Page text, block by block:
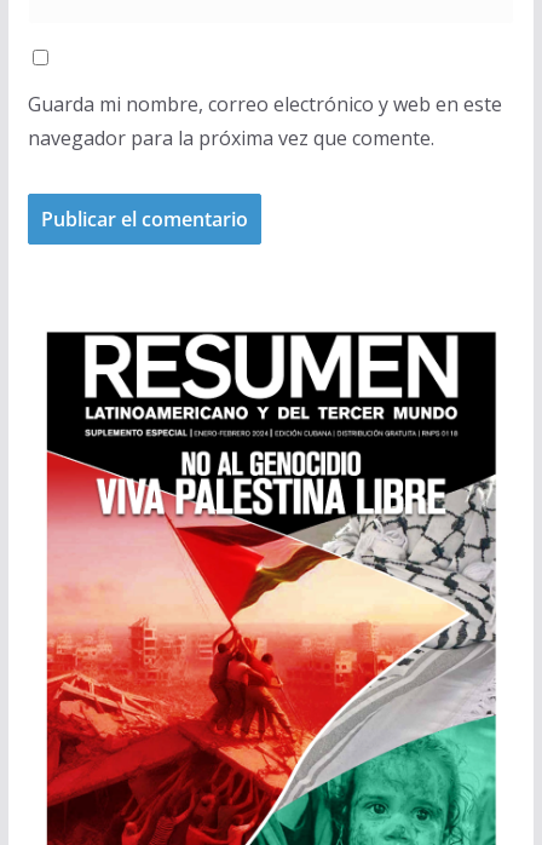
Guarda mi nombre, correo electrónico y web en este
navegador para la próxima vez que comente.